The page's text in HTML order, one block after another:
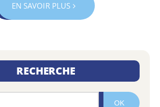
EN SAVOIR PLUS
RECHERCHE